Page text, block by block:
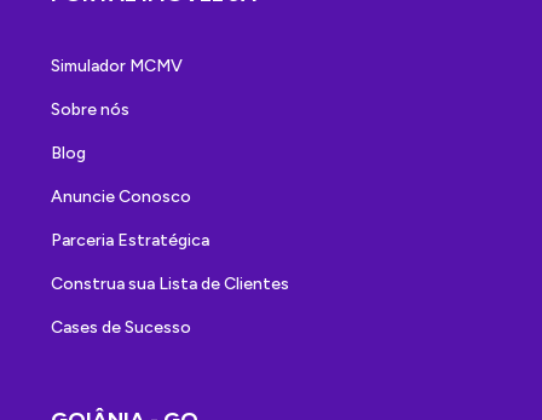
Simulador MCMV
Sobre nós
Blog
Anuncie Conosco
Parceria Estratégica
Construa sua Lista de Clientes
Cases de Sucesso